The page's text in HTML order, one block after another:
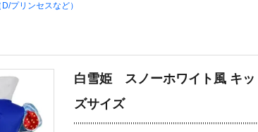
プリンセスなど）
白雪姫 スノーホワイト風 キッ
ズサイズ